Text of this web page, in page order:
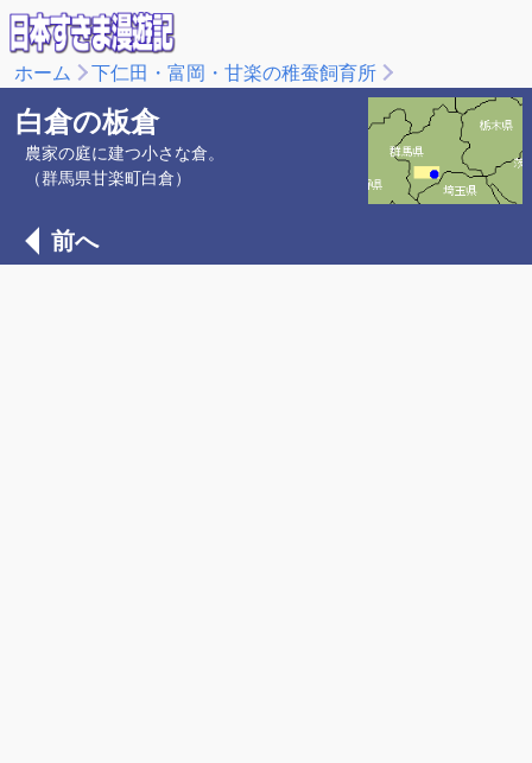
ホーム 下仁田・富岡・甘楽の稚蚕飼育所
白倉の板倉
農家の庭に建つ小さな倉。
（群馬県甘楽町白倉）
前へ